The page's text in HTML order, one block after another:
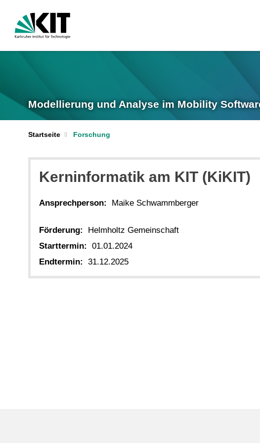
Modellierung und Analyse im Mobility
Startseite Forschung
Kerninformatik am KIT (KiKIT)
Ansprechperson: Maike Schwammberger
Förderung:
Helmholtz Gemeinschaft
Starttermin:
01.01.2024
Endtermin:
31.12.2025